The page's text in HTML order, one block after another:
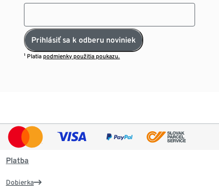
Prihlásiť sa k odberu noviniek
¹ Platia podmienky použitia poukazu.
Platba
Dobierka